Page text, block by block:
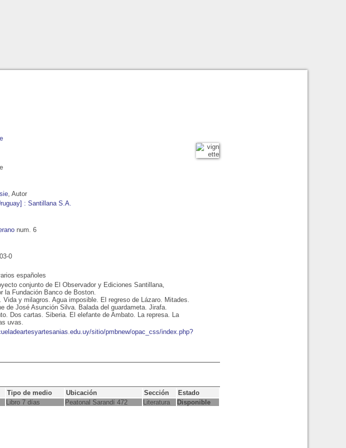
, Autor
: Santillana S.A.
num. 6
0
españoles
conjunto de El Observador y Ediciones Santillana,
la Fundación Banco de Boston.
Vida y milagros. Agua imposible. El regreso de Lázaro. Mitades.
de José Asunción Silva. Balada del guardameta. Jirafa.
Dos cartas. Siberia. El elefante de Ambato. La represa. La
uvas.
sitio/pmbnew/opac_css/index.php?
Tipo de medio Ubicación Sección
Estado
Libro 7 días Peatonal Sarandí 472 Literatura Disponible